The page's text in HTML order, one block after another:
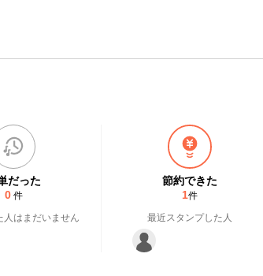
だった
0 件
人はまだいません
節約できた
1件
最近スタンプした人